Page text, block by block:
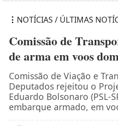
NOTÍCIAS / ÚLTIMAS
Comissão de
de arma em voos
Comissão de Viação e
Deputados rejeitou o
Eduardo Bolsonaro (PSL-
embarque armado, em